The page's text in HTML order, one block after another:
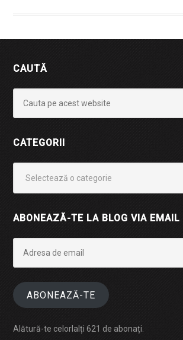
CAUTĂ
CATEGORII
ABONEAZĂ-TE LA BLOG VIA EMAIL
email
ABONEAZĂ-TE
Alătură-te celorlalți 621 de abonați.